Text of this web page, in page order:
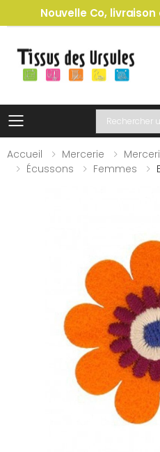
Nouvelle Co,
Toggle mobile
Recherche
Accueil
Mercerie
Écussons
Femmes